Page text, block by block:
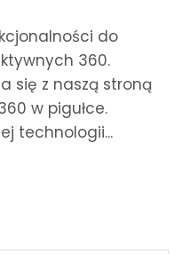
do
360.
się z naszą stroną
w pigułce.
technologii...